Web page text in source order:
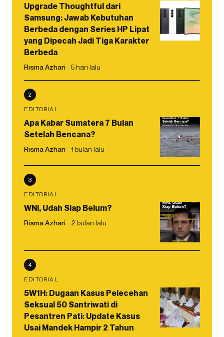
Upgrade Thoughtful dari
Samsung: Jawab Kebutuhan
Berbeda dengan Series HP Lipat
yang Dipecah Jadi Tiga Karakter
Berbeda
Risma Azhari 5 hari lalu
2
EDITORIAL
Apa Kabar Sumatera 7 Bulan
Setelah Bencana?
Risma Azhari 1 bulan lalu
3
EDITORIAL
WNI, Udah Siap Belum?
Risma Azhari 2 bulan lalu
4
EDITORIAL
5W1H: Dugaan Kasus Pelecehan
Seksual 50 Santriwati di
Pesantren Pati: Update Kasus
Usai Mandek Hampir 2 Tahun